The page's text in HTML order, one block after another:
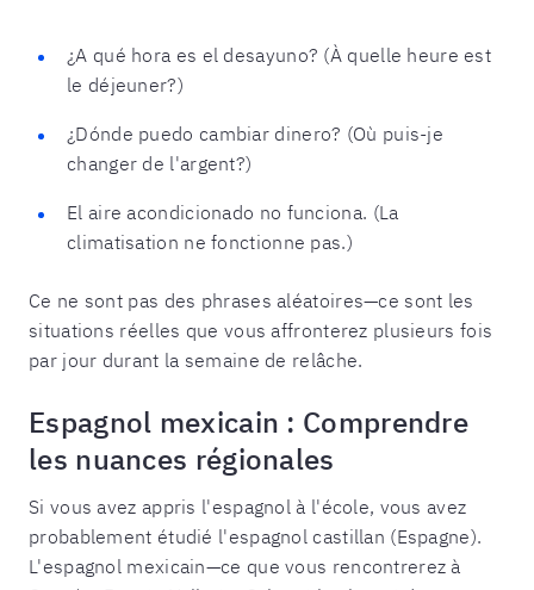
¿A qué hora es el desayuno? (À quelle heure est
le déjeuner?)
¿Dónde puedo cambiar dinero? (Où puis-je
changer de l'argent?)
El aire acondicionado no funciona. (La
climatisation ne fonctionne pas.)
Ce ne sont pas des phrases aléatoires—ce sont les
situations réelles que vous affronterez plusieurs fois
par jour durant la semaine de relâche.
Espagnol mexicain : Comprendre
les nuances régionales
Si vous avez appris l'espagnol à l'école, vous avez
probablement étudié l'espagnol castillan (Espagne).
L'espagnol mexicain—ce que vous rencontrerez à